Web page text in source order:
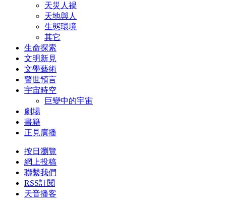
天災人禍
天地與人
生態環境
其它
生命探索
文明新見
文學藝術
警世預言
宇宙時空
巨變中的宇宙
劇場
書籍
正見廣播
按日瀏覽
網上投稿
聯繫我們
RSS訂閱
天音播客